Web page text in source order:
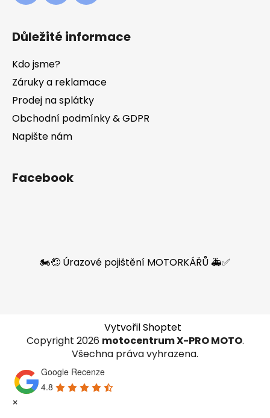
Důležité informace
Kdo jsme?
Záruky a reklamace
Prodej na splátky
Obchodní podmínky & GDPR
Napište nám
Facebook
🏍️🤕 Úrazové pojištění MOTORKÁŘŮ 🚑✅
Vytvořil Shoptet
Copyright 2026 motocentrum X-PRO MOTO.
Všechna práva vyhrazena.
Google Recenze
4.8
×